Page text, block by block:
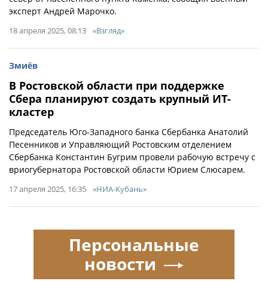
эксперт Андрей Марочко.
18 апреля 2025, 08:13 «Взгляд»
Змиёв
В Ростовской области при поддержке
Сбера планируют создать крупный ИТ-
кластер
Председатель Юго-Западного банка Сбербанка Анатолий
Песенников и Управляющий Ростовским отделением
Сбербанка Константин Бугрим провели рабочую встречу с
вриогубернатора Ростовской области Юрием Слюсарем.
17 апреля 2025, 16:35 «НИА-Кубань»
Персональные
новости